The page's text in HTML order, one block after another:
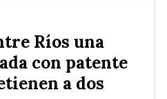
Ríos una
con patente
a dos